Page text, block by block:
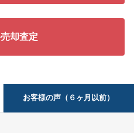
却査定
お客様の声（６ヶ月以前）